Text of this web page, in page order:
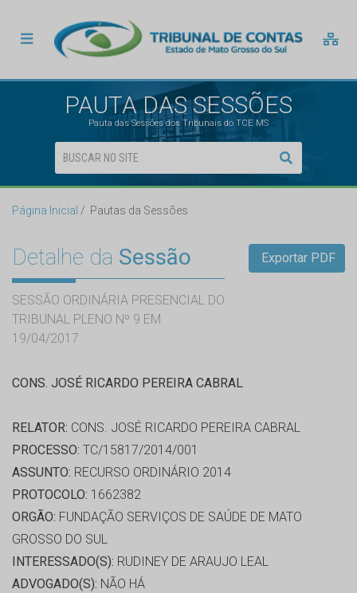
PAUTA DAS SESSÕES
Pauta das Sessões dos Tribunais do TCE MS
Página Inicial Pautas da Sessões
Detalhe da Sessão
SESSÃO ORDINÁRIA PRESENCIAL DO
TRIBUNAL PLENO Nº 9 EM
19/04/2017
Exportar PDF
CONS. JOSÉ RICARDO PEREIRA CABRAL
RELATOR: CONS. JOSÉ RICARDO PEREIRA CABRAL
PROCESSO: TC/15817/2014/001
ASSUNTO: RECURSO ORDINÁRIO 2014
PROTOCOLO: 1662382
ORGÃO: FUNDAÇÃO SERVIÇOS DE SAÚDE DE MATO
GROSSO DO SUL
INTERESSADO(S): RUDINEY DE ARAUJO LEAL
ADVOGADO(S): NÃO HÁ